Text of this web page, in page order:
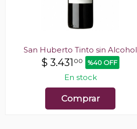
San Huberto Tinto sin Alcohol
$ 3.431 00 %40 OFF
En stock
Comprar